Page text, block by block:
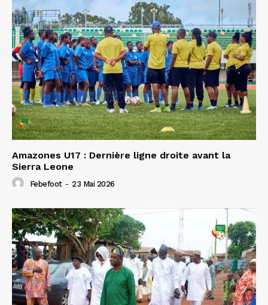
Amazones U17 : Dernière ligne droite avant la
Sierra Leone
Febefoot - 23 Mai 2026